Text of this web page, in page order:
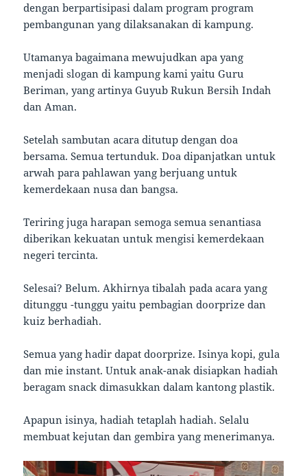
dengan berpartisipasi dalam program program
pembangunan yang dilaksanakan di kampung.
Utamanya bagaimana mewujudkan apa yang
menjadi slogan di kampung kami yaitu Guru
Beriman, yang artinya Guyub Rukun Bersih Indah
dan Aman.
Setelah sambutan acara ditutup dengan doa
bersama. Semua tertunduk. Doa dipanjatkan untuk
arwah para pahlawan yang berjuang untuk
kemerdekaan nusa dan bangsa.
Teriring juga harapan semoga semua senantiasa
diberikan kekuatan untuk mengisi kemerdekaan
negeri tercinta.
Selesai? Belum. Akhirnya tibalah pada acara yang
ditunggu -tunggu yaitu pembagian doorprize dan
kuiz berhadiah.
Semua yang hadir dapat doorprize. Isinya kopi, gula
dan mie instant. Untuk anak-anak disiapkan hadiah
beragam snack dimasukkan dalam kantong plastik.
Apapun isinya, hadiah tetaplah hadiah. Selalu
membuat kejutan dan gembira yang menerimanya.